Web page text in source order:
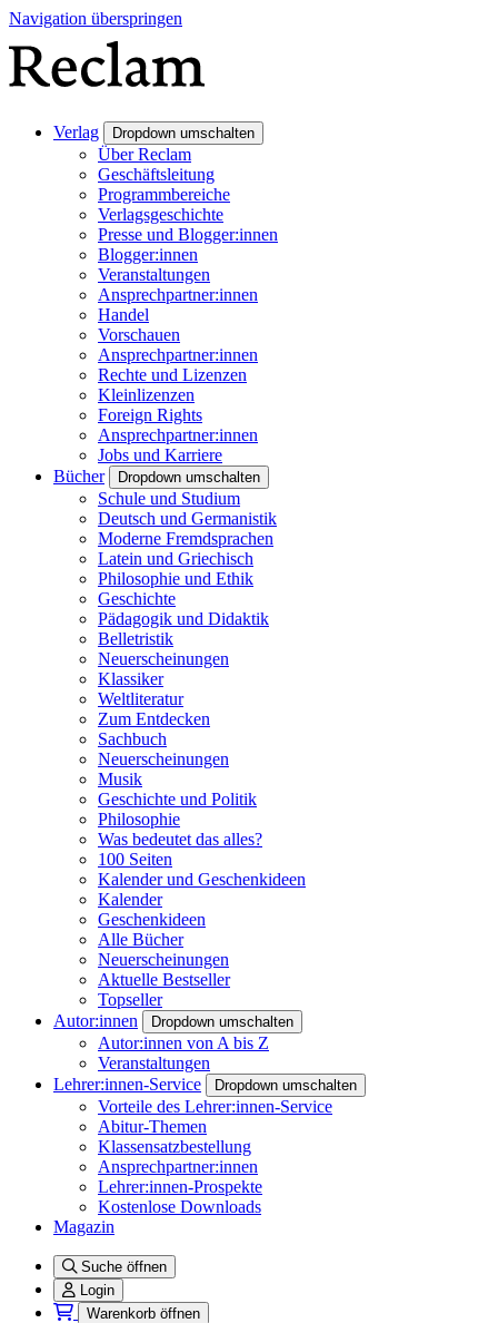
Navigation überspringen
Verlag Dropdown umschalten
Über Reclam
Geschäftsleitung
Programmbereiche
Verlagsgeschichte
Presse und Blogger:innen
Blogger:innen
Veranstaltungen
Ansprechpartner:innen
Handel
Vorschauen
Ansprechpartner:innen
Rechte und Lizenzen
Kleinlizenzen
Foreign Rights
Ansprechpartner:innen
Jobs und Karriere
Bücher
Dropdown umschalten
Schule und Studium
Deutsch und Germanistik
Moderne Fremdsprachen
Latein und Griechisch
Philosophie und Ethik
Geschichte
Pädagogik und Didaktik
Belletristik
Neuerscheinungen
Klassiker
Weltliteratur
Zum Entdecken
Sachbuch
Neuerscheinungen
Musik
Geschichte und Politik
Philosophie
Was bedeutet das alles?
100 Seiten
Kalender und Geschenkideen
Kalender
Geschenkideen
Alle Bücher
Neuerscheinungen
Aktuelle Bestseller
Topseller
Autor:innen
Dropdown umschalten
Autor:innen von A bis Z
Veranstaltungen
Lehrer:innen-Service
Dropdown umschalten
Vorteile des Lehrer:innen-Service
Abitur-Themen
Klassensatzbestellung
Ansprechpartner:innen
Lehrer:innen-Prospekte
Kostenlose Downloads
Magazin
Suche öffnen
Login
Warenkorb öffnen